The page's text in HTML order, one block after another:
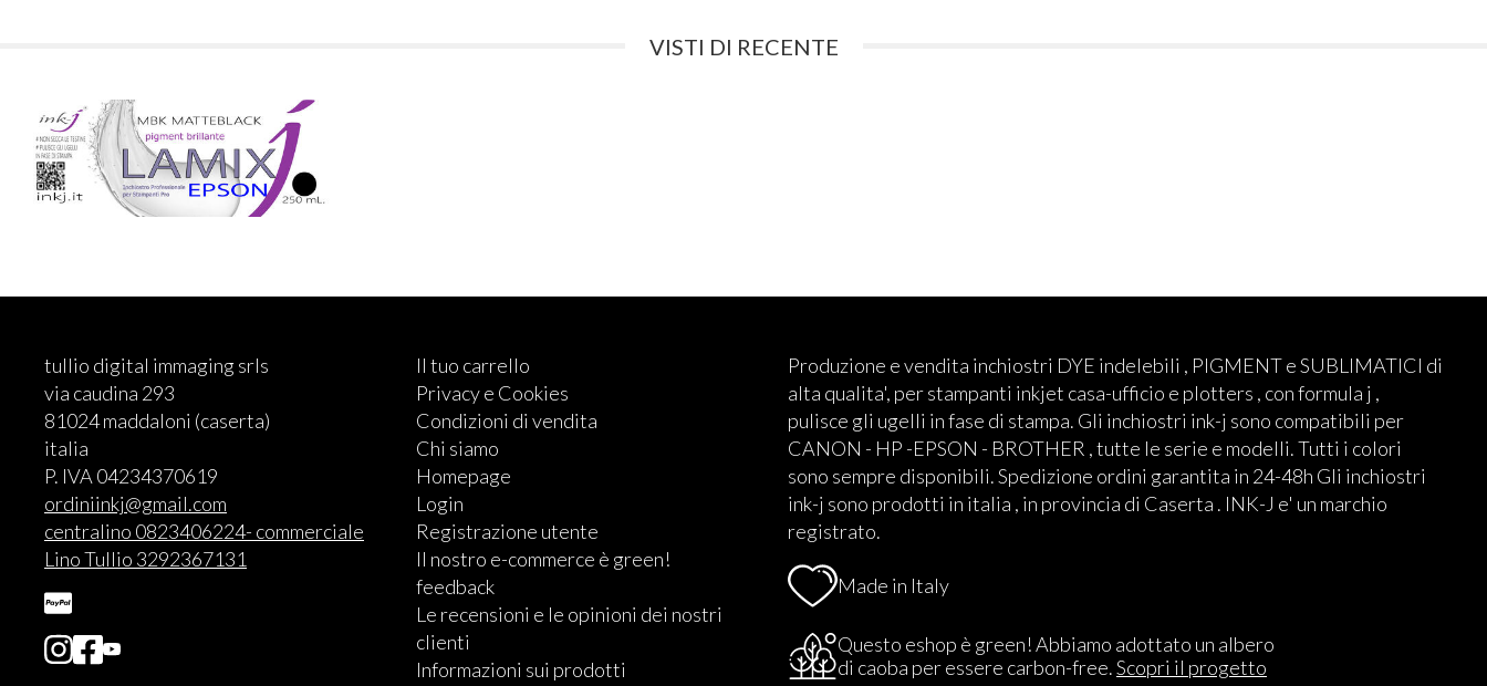
VISTI DI RECENTE
tullio digital immaging srls
via caudina 293
81024 maddaloni (caserta)
italia
P. IVA 04234370619
ordiniinkj@gmail.com
centralino 0823406224- commerciale
Lino Tullio 3292367131
Il tuo carrello
Privacy e Cookies
Condizioni di vendita
Chi siamo
Homepage
Login
Registrazione utente
Il nostro e-commerce è green!
feedback
Le recensioni e le opinioni dei nostri
clienti
Informazioni sui prodotti
Produzione e vendita inchiostri DYE indelebili , PIGMENT e SUBLIMATICI di
alta qualita', per stampanti inkjet casa-ufficio e plotters , con formula j ,
pulisce gli ugelli in fase di stampa. Gli inchiostri ink-j sono compatibili per
CANON - HP -EPSON - BROTHER , tutte le serie e modelli. Tutti i colori
sono sempre disponibili. Spedizione ordini garantita in 24-48h Gli inchiostri
ink-j sono prodotti in italia , in provincia di Caserta . INK-J e' un marchio
registrato.
Made in Italy
Questo eshop è green! Abbiamo adottato un albero
di caoba per essere carbon-free.Scopri il progetto